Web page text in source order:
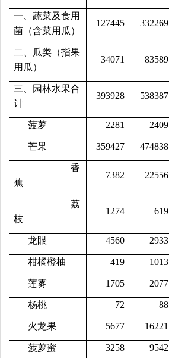
一、蔬菜及食用
菌（含菜用瓜）
127445 332269
二、瓜类（指果
用瓜）
34071 83589
三、园林水果合
计
393928 538387
菠萝 2281 2409
芒果 359427 474838
香
蕉
7382 22556
荔
枝
1274 619
龙眼 4560 2933
柑橘橙柚 419 1013
莲雾 1705 2077
杨桃 72 88
火龙果 5677 16221
菠萝蜜 3258 9542